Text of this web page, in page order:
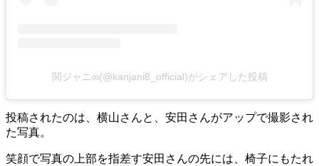
関ジャニ∞(@kanjani8_official)がシェアした投稿
投稿されたのは、横山さんと、安田さんがアップで撮影され
た写真。
笑顔で写真の上部を指差す安田さんの先には、椅子にもたれ